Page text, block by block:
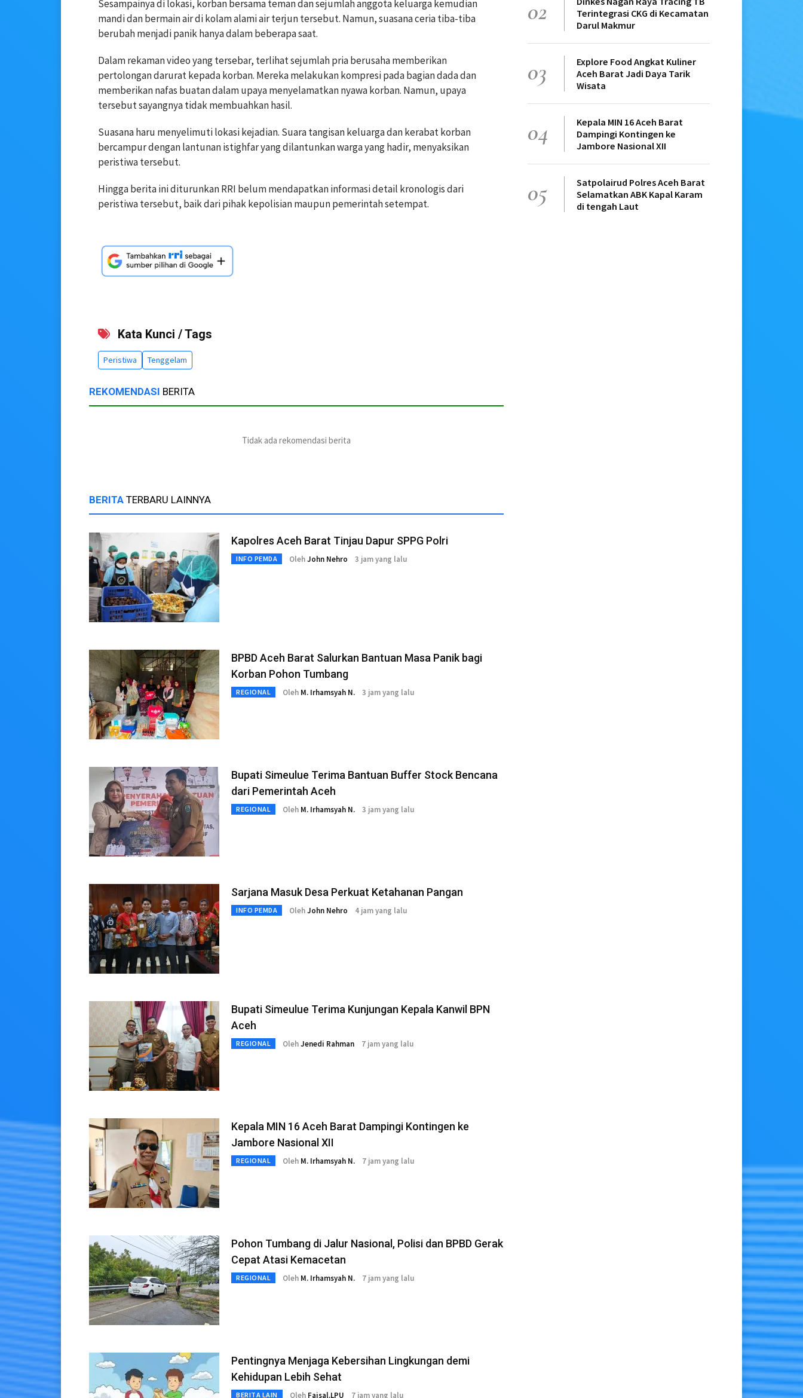
Sesampainya di lokasi, korban bersama teman dan sejumlah anggota keluarga kemudian
mandi dan bermain air di kolam alami air terjun tersebut. Namun, suasana ceria tiba-tiba
berubah menjadi panik hanya dalam beberapa saat.
Dalam rekaman video yang tersebar, terlihat sejumlah pria berusaha memberikan
pertolongan darurat kepada korban. Mereka melakukan kompresi pada bagian dada dan
memberikan nafas buatan dalam upaya menyelamatkan nyawa korban. Namun, upaya
tersebut sayangnya tidak membuahkan hasil.
Suasana haru menyelimuti lokasi kejadian. Suara tangisan keluarga dan kerabat korban
bercampur dengan lantunan istighfar yang dilantunkan warga yang hadir, menyaksikan
peristiwa tersebut.
Hingga berita ini diturunkan RRI belum mendapatkan informasi detail kronologis dari
peristiwa tersebut, baik dari pihak kepolisian maupun pemerintah setempat.
Kata Kunci / Tags
Peristiwa Tenggelam
REKOMENDASI BERITA
Tidak ada rekomendasi berita
BERITA TERBARU LAINNYA
Kapolres Aceh Barat Tinjau Dapur SPPG Polri
INFO PEMDA OlehJohn Nehro 3 jam yang lalu
BPBD Aceh Barat Salurkan Bantuan Masa Panik bagi
Korban Pohon Tumbang
REGIONAL Oleh M. Irhamsyah N. 3 jam yang lalu
Bupati Simeulue Terima Bantuan Buffer Stock Bencana
dari Pemerintah Aceh
REGIONAL Oleh M. Irhamsyah N. 3 jam yang lalu
Sarjana Masuk Desa Perkuat Ketahanan Pangan
INFO PEMDA OlehJohn Nehro 4 jam yang lalu
Bupati Simeulue Terima Kunjungan Kepala Kanwil BPN
Aceh
REGIONAL OlehJenedi Rahman 7 jam yang lalu
Kepala MIN 16 Aceh Barat Dampingi Kontingen ke
Jambore Nasional XII
REGIONAL Oleh M. Irhamsyah N. 7 jam yang lalu
Pohon Tumbang di Jalur Nasional, Polisi dan BPBD Gerak
Cepat Atasi Kemacetan
REGIONAL Oleh M. Irhamsyah N. 7 jam yang lalu
Pentingnya Menjaga Kebersihan Lingkungan demi
Kehidupan Lebih Sehat
BERITA LAIN Oleh Faisal.LPU 7 jam yang lalu
02
Terintegrasi CKG di Kecamatan
Darul Makmur
03
Explore Food Angkat Kuliner
Aceh Barat Jadi Daya Tarik
Wisata
04
Kepala MIN 16 Aceh Barat
Dampingi Kontingen ke
Jambore Nasional XII
05
Satpolairud Polres Aceh Barat
Selamatkan ABK Kapal Karam
di tengah Laut